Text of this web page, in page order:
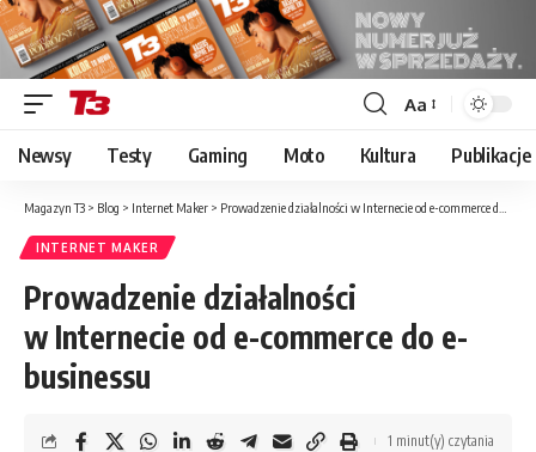
Font
Resizer
Aa
Newsy Testy Gaming Moto Kultura Publikacje
Magazyn T3 > Blog > Internet Maker > Prowadzenie działalności w Internecie od e-commerce do e-businessu
INTERNET MAKER
Prowadzenie działalności
w Internecie od e-commerce do e-
businessu
1 minut(y) czytania